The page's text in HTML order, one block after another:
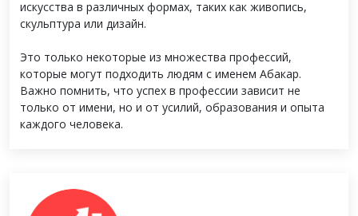
искусства в различных формах, таких как живопись,
скульптура или дизайн.
Это только некоторые из множества профессий,
которые могут подходить людям с именем Абакар.
Важно помнить, что успех в профессии зависит не
только от имени, но и от усилий, образования и опыта
каждого человека.